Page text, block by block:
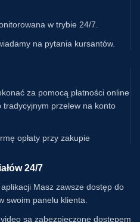
w trybie 24/7.
na pytania kursantów.
za pomocą płatności online
tradycyjnym przelew na konto
opłaty przy zakupie
24/7
Masz zawsze dostęp do
swoim panelu klienta.
są zabezpieczone dostępem